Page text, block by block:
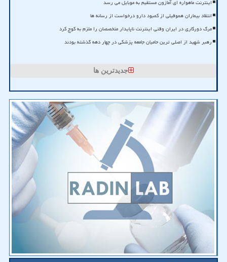
اینترنت ماهواره ای آمازون مستقیم به موبایل می رسد
انتقاد بیماران هموفیلی از کمبود دارو درخواست از رسانه ها
مرگ دورکاری در ایران وقتی اینترنت ناپایدار متخصصان را ملزم به کوچ کرد
رهبر شهید از اصلی ترین حامیان جامعه پزشکی در چهار دهه گذشته بودند
جدیدترین ها